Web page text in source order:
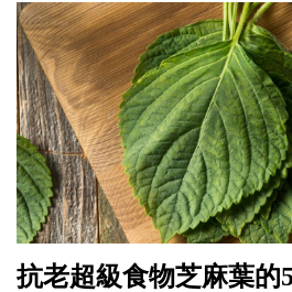
抗老超級食物芝麻葉的